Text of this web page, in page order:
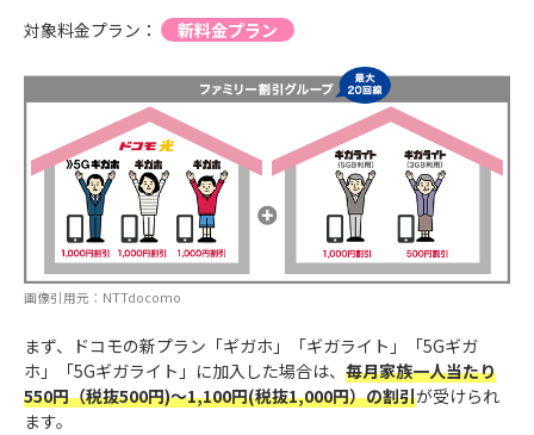
対象料金プラン： 新料金プラン
画像引用元：NTTdocomo
まず、ドコモの新プラン「ギガホ」「ギガライト」「5Gギガ
ホ」「5Gギガライト」に加入した場合は、 毎月家族一人当たり
550円（税抜500円)～1,100円(税抜1,000円）の割引が受けられ
ます。